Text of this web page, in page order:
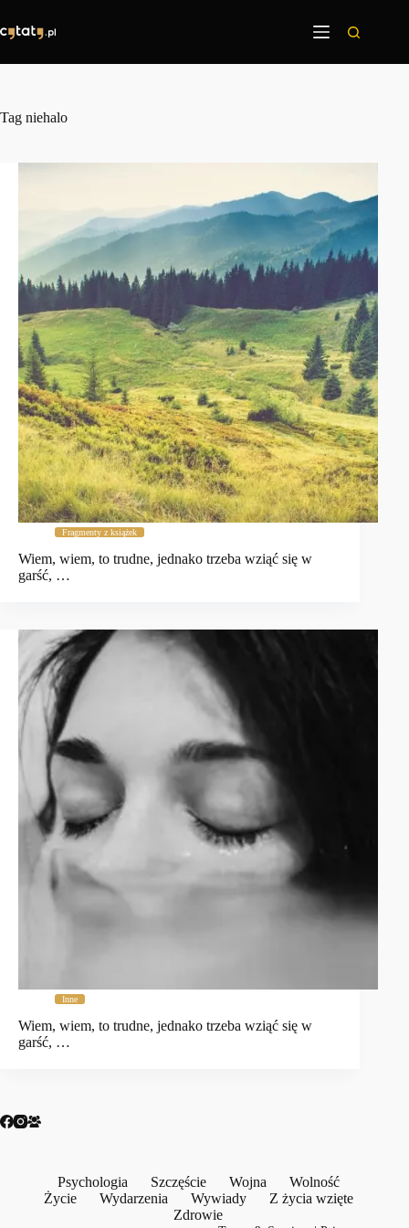
treści
Tag niehalo
Fragmenty z książek
Wiem, wiem, to trudne, jednako trzeba wziąć się w
garść, …
Inne
Wiem, wiem, to trudne, jednako trzeba wziąć się w
garść, …
Psychologia Szczęście Wojna
Wolność
Życie
Wydarzenia Wywiady
Z życia wzięte
Zdrowie